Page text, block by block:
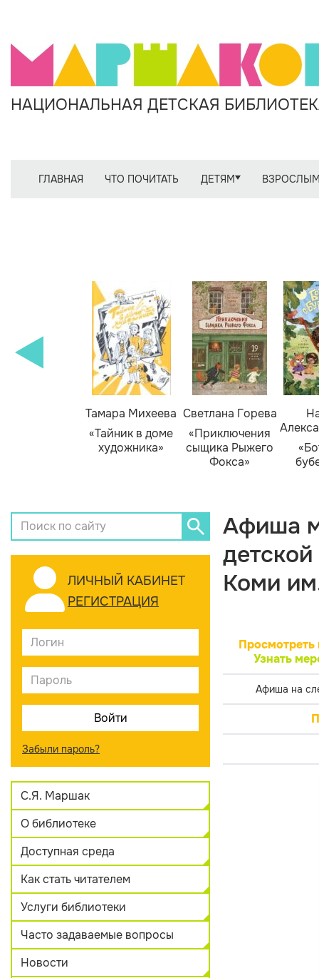
НАЦИОНАЛЬНАЯ ДЕТСКАЯ
ГЛАВНАЯ ЧТО ПОЧИТАТЬ ДЕТЯМ
Тамара Михеева
«Тайник в доме
художника»
Светлана Горева
«Приключения
сыщика Рыжего
Фокса»
ЛИЧНЫЙ КАБИНЕТ
РЕГИСТРАЦИЯ
Забыли пароль?
С.Я. Маршак
О библиотеке
Доступная среда
Как стать читателем
Услуги библиотеки
Часто задаваемые вопросы
Новости
Афиша
Коми
Просмотреть
Узнать
Афиша на